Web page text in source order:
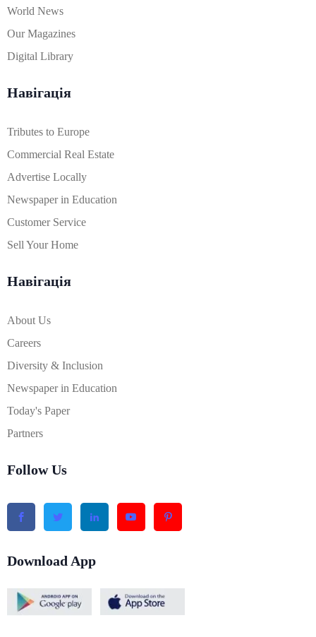
World News
Our Magazines
Digital Library
Навігація
Tributes to Europe
Commercial Real Estate
Advertise Locally
Newspaper in Education
Customer Service
Sell Your Home
Навігація
About Us
Careers
Diversity & Inclusion
Newspaper in Education
Today's Paper
Partners
Follow Us
Download App